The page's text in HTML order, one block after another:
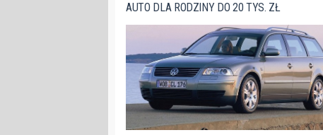
AUTO DLA RODZINY DO 20 TYS. ZŁ